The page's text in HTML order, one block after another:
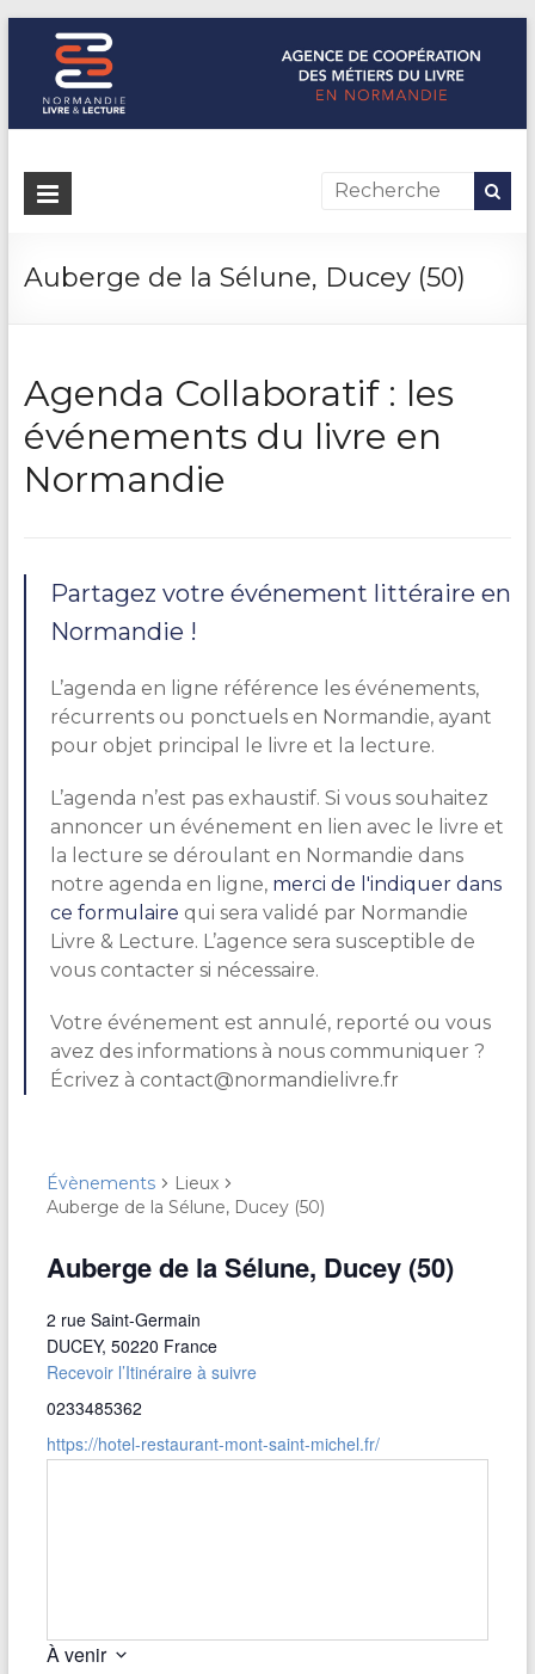
Normandie Livre & Lecture
L'agence de coopération des métiers du livre en Normandie
Auberge de la Sélune, Ducey (50)
Agenda Collaboratif : les
événements du livre en
Normandie
Partagez votre événement littéraire en
Normandie !
L’agenda en ligne référence les événements,
récurrents ou ponctuels en Normandie, ayant
pour objet principal le livre et la lecture.
L’agenda n’est pas exhaustif. Si vous souhaitez
annoncer un événement en lien avec le livre et
la lecture se déroulant en Normandie dans
notre agenda en ligne, merci de l'indiquer dans
ce formulaire qui sera validé par Normandie
Livre & Lecture. L’agence sera susceptible de
vous contacter si nécessaire.
Votre événement est annulé, reporté ou vous
avez des informations à nous communiquer ?
Écrivez à contact@normandielivre.fr
Évènements
Lieux
Auberge de la Sélune, Ducey (50)
Auberge de la Sélune, Ducey (50)
2 rue Saint-Germain
DUCEY, 50220 France
Recevoir l’Itinéraire à suivre
0233485362
https://hotel-restaurant-mont-saint-michel.fr/
À venir